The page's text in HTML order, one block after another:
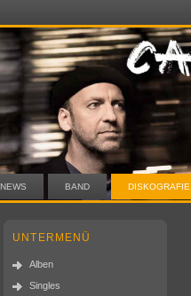
NEWS BAND DISKOGRAFIE
UNTERMENÜ
Alben
Singles